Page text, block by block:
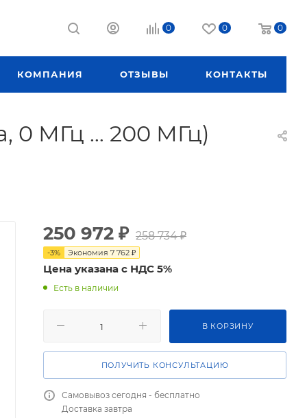
0 0 0
КОМПАНИЯ ОТЗЫВЫ КОНТАКТЫ
0 МГц … 200 МГц)
250 972 ₽ 258 734₽
-3% Экономия 7 762 ₽
Цена указана с НДС 5%
Есть в наличии
В КОРЗИНУ
ПОЛУЧИТЬ КОНСУЛЬТАЦИЮ
Самовывоз сегодня - бесплатно
Доставка завтра